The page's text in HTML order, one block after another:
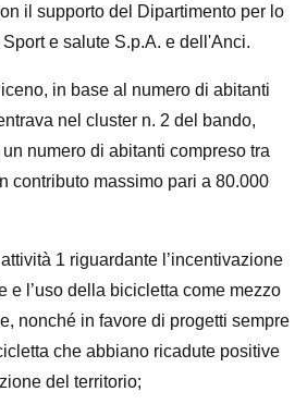
il supporto del Dipartimento per lo
e salute S.p.A. e dell'Anci.
in base al numero di abitanti
nel cluster n. 2 del bando,
numero di abitanti compreso tra
contributo massimo pari a 80.000
1 riguardante l’incentivazione
e l’uso della bicicletta come mezzo
nonché in favore di progetti sempre
che abbiano ricadute positive
del territorio;